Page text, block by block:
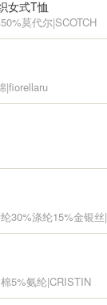
女式T恤
莫代尔|SCOTCH
|fiorellaru
30%涤纶15%金银丝|
5%氨纶|CRISTIN